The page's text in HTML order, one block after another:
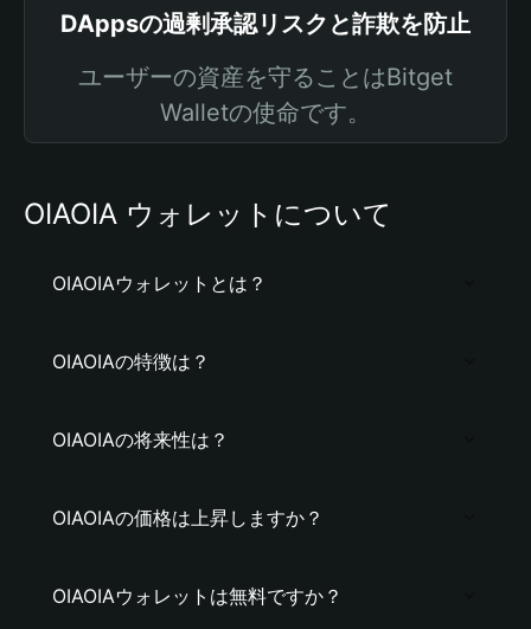
DAppsの過剰承認リスクと詐欺を防止
ユーザーの資産を守ることはBitget
Walletの使命です。
OIAOIA ウォレットについて
OIAOIAウォレットとは？
OIAOIAの特徴は？
OIAOIAの将来性は？
OIAOIAの価格は上昇しますか？
OIAOIAウォレットは無料ですか？